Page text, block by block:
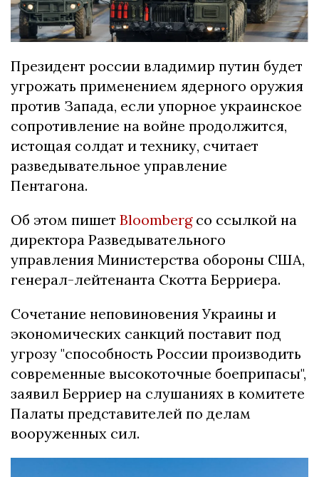
Президент россии владимир путин будет
угрожать применением ядерного оружия
против Запада, если упорное украинское
сопротивление на войне продолжится,
истощая солдат и технику, считает
разведывательное управление
Пентагона.
Об этом пишет Bloombergсо ссылкой на
директора Разведывательного
управления Министерства обороны США,
генерал-лейтенанта Скотта Берриера.
Сочетание неповиновения Украины и
экономических санкций поставит под
угрозу "способность России производить
современные высокоточные боеприпасы",
заявил Берриер на слушаниях в комитете
Палаты представителей по делам
вооруженных сил.